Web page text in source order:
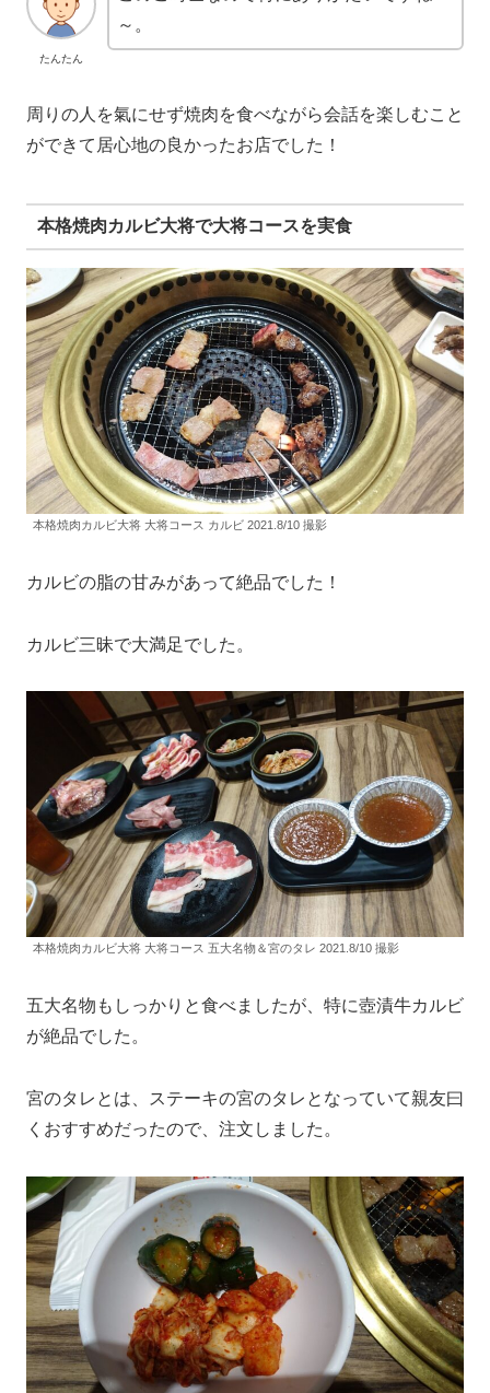
たんたん
～。
周りの人を氣にせず焼肉を食べながら会話を楽しむこと
ができて居心地の良かったお店でした！
本格焼肉カルビ大将で大将コースを実食
本格焼肉カルビ大将 大将コース カルビ 2021.8/10 撮影
カルビの脂の甘みがあって絶品でした！
カルビ三昧で大満足でした。
本格焼肉カルビ大将 大将コース 五大名物＆宮のタレ 2021.8/10 撮影
五大名物もしっかりと食べましたが、特に壺漬牛カルビ
が絶品でした。
宮のタレとは、ステーキの宮のタレとなっていて親友曰
くおすすめだったので、注文しました。